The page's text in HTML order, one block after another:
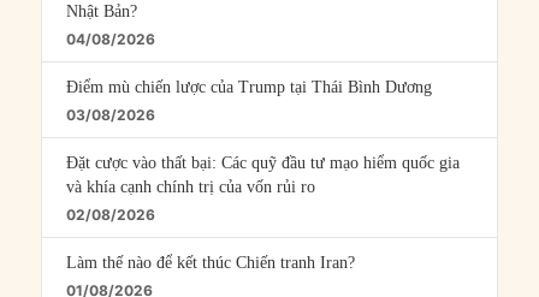
Nhật Bản?
04/08/2026
Điểm mù chiến lược của Trump tại Thái Bình Dương
03/08/2026
Đặt cược vào thất bại: Các quỹ đầu tư mạo hiểm quốc gia
và khía cạnh chính trị của vốn rủi ro
02/08/2026
Làm thế nào để kết thúc Chiến tranh Iran?
01/08/2026